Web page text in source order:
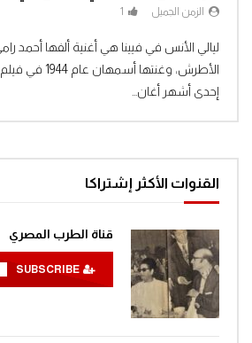
الزمن الجميل 1
ليالي الأنس في فيينا هي أغنية ألفها أحمد
الأطرش، وغنتها
إحدى أشهر أغان...
القنوات الأكثر إشتراكا
قناة الطرب المصري